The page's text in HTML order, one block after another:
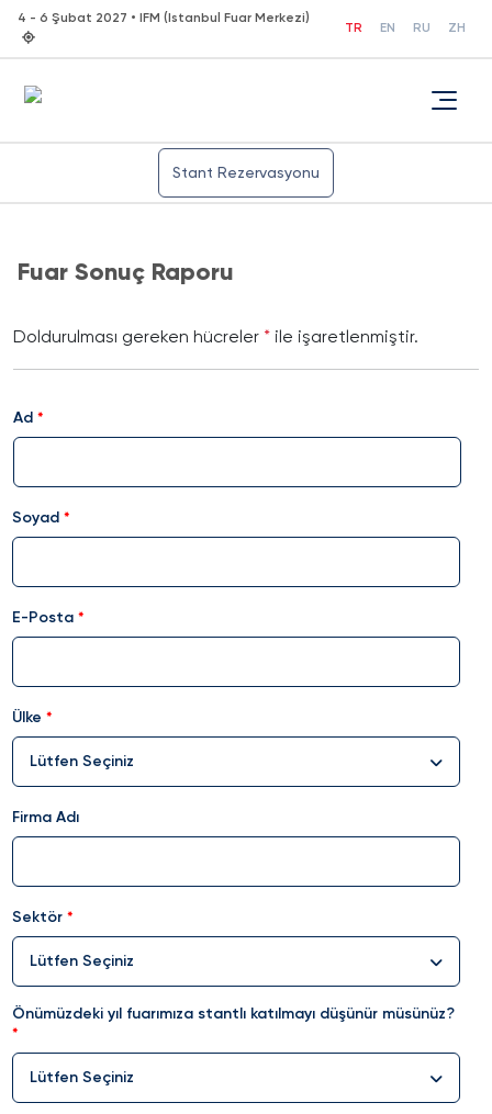
4 - 6 Şubat 2027 • IFM (Istanbul Fuar Merkezi)
TR EN RU ZH
Stant Rezervasyonu
Fuar Sonuç Raporu
Doldurulması gereken hücreler * ile işaretlenmiştir.
Ad
Soyad
E-Posta
Ülke
Lütfen Seçiniz
Firma Adı
Sektör
Lütfen Seçiniz
Önümüzdeki yıl fuarımıza stantlı katılmayı düşünür müsünüz?
Lütfen Seçiniz